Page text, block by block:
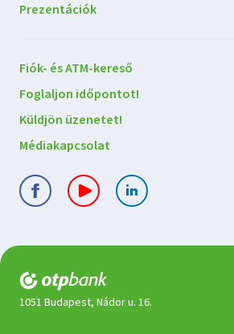
Prezentációk
Lépjen
kapcsolatba
velünk
Fiók- és ATM-kereső
Foglaljon időpontot!
Küldjön üzenetet!
Médiakapcsolat
1051 Budapest, Nádor u. 16.